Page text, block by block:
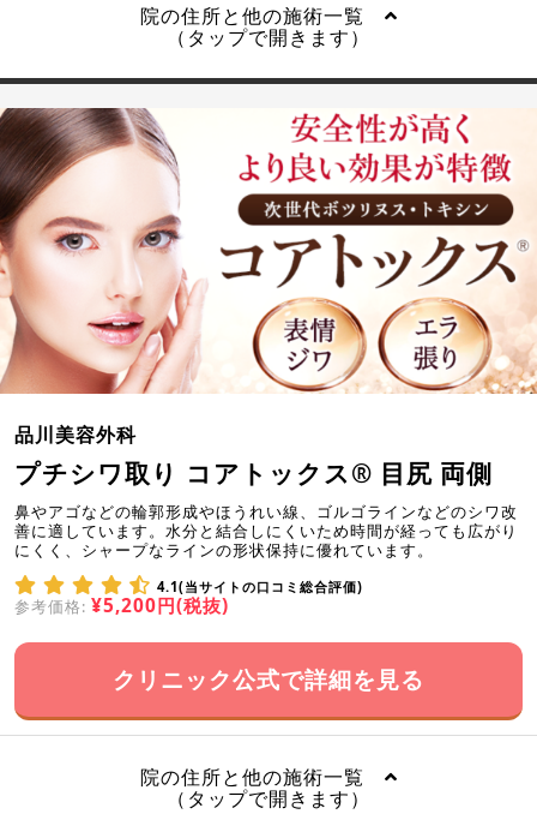
院の住所と他の施術一覧
（タップで開きます）
品川美容外科
プチシワ取り コアトックス® 目尻 両側
鼻やアゴなどの輪郭形成やほうれい線、ゴルゴラインなどのシワ改
善に適しています。水分と結合しにくいため時間が経っても広がり
にくく、シャープなラインの形状保持に優れています。
4.1(当サイトの口コミ総合評価)
参考価格: ¥5,200円(税抜)
クリニック公式で詳細を見る
院の住所と他の施術一覧
（タップで開きます）